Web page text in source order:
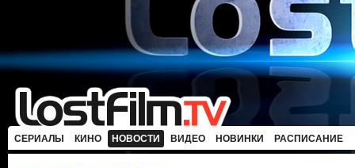
СЕРИАЛЫ КИНО НОВОСТИ ВИДЕО НОВИНКИ РАСПИСАНИЕ